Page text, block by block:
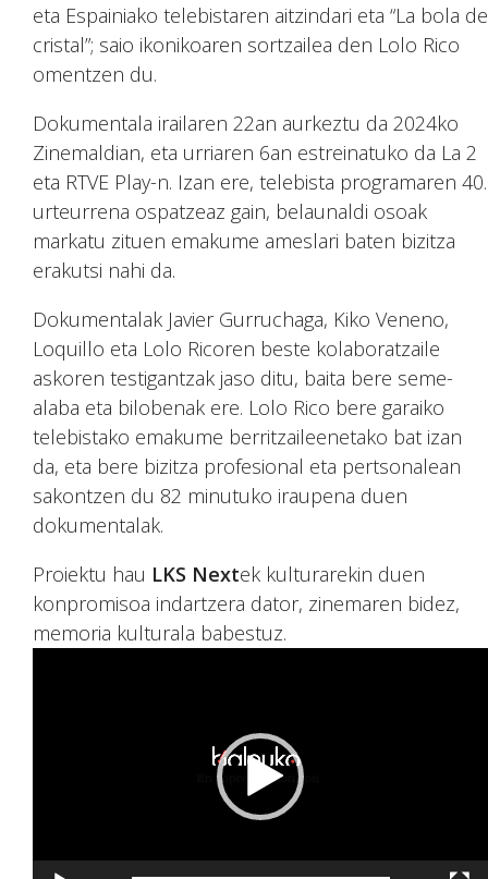
eta Espainiako telebistaren aitzindari eta “La bola de
cristal”; saio ikonikoaren sortzailea den Lolo Rico
omentzen du.
Dokumentala irailaren 22an aurkeztu da 2024ko
Zinemaldian, eta urriaren 6an estreinatuko da La 2
eta RTVE Play-n. Izan ere, telebista programaren 40.
urteurrena ospatzeaz gain, belaunaldi osoak
markatu zituen emakume ameslari baten bizitza
erakutsi nahi da.
Dokumentalak Javier Gurruchaga, Kiko Veneno,
Loquillo eta Lolo Ricoren beste kolaboratzaile
askoren testigantzak jaso ditu, baita bere seme-
alaba eta bilobenak ere. Lolo Rico bere garaiko
telebistako emakume berritzaileenetako bat izan
da, eta bere bizitza profesional eta pertsonalean
sakontzen du 82 minutuko iraupena duen
dokumentalak.
Proiektu hau LKS Nextek kulturarekin duen
konpromisoa indartzera dator, zinemaren bidez,
memoria kulturala babestuz.